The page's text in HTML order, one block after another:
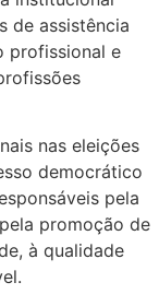
de assistência
profissional e
nas eleições
democrático
pela
promoção de
à qualidade